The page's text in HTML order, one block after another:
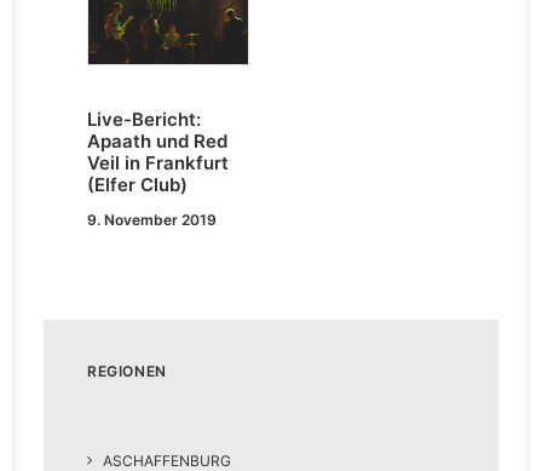
Live-Bericht:
Apaath und Red
Veil in Frankfurt
(Elfer Club)
9. November 2019
REGIONEN
ASCHAFFENBURG